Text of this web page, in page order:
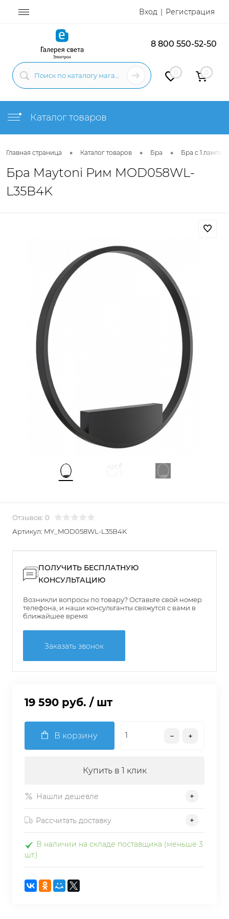
Вход Регистрация
8 800 550-52-50
0 0
Каталог товаров
Главная страница • Каталог товаров • Бра • Бра с 1 лампой
Бра Maytoni Рим MOD058WL-
L35B4K
Отзывов: 0
Артикул: MY_MOD058WL-L35B4K
ПОЛУЧИТЬ БЕСПЛАТНУЮ
КОНСУЛЬТАЦИЮ
Возникли вопросы по товару? Оставьте свой номер
телефона, и наши консультанты свяжутся с вами в
ближайшее время
Заказать звонок
19 590 руб. / шт
В корзину
Купить в 1 клик
Нашли дешевле
Рассчитать доставку
В наличии на складе поставщика (меньше 3
шт.)